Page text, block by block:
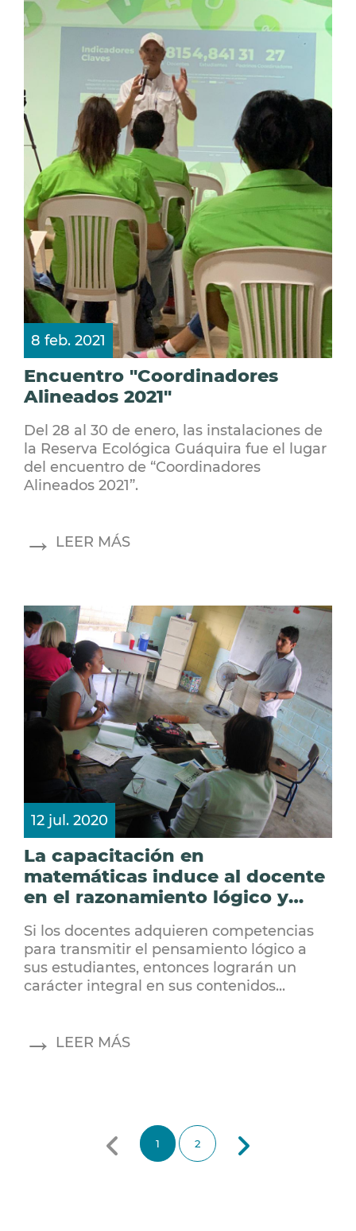
8 feb. 2021
Encuentro "Coordinadores
Alineados 2021"
Del 28 al 30 de enero, las instalaciones de
la Reserva Ecológica Guáquira fue el lugar
del encuentro de “Coordinadores
Alineados 2021”.
LEER MÁS
12 jul. 2020
La capacitación en
matemáticas induce al docente
en el razonamiento lógico y
Si los docentes adquieren competencias
para transmitir el pensamiento lógico a
sus estudiantes, entonces lograrán un
carácter integral en sus contenidos...
LEER MÁS
1 2